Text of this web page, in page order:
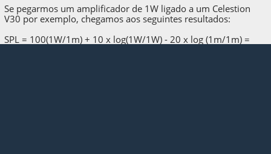
Se pegarmos um amplificador de 1W ligado a um Celestion
V30 por exemplo, chegamos aos seguintes resultados:
SPL = 100(1W/1m) + 10 x log(1W/1W) - 20 x log (1m/1m) =